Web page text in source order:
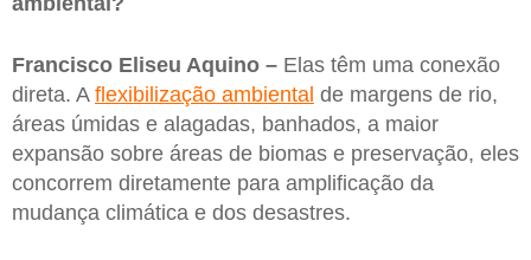
Francisco Eliseu Aquino – Elas têm uma conexão
direta. A flexibilização ambiental de margens de rio,
áreas úmidas e alagadas, banhados, a maior
expansão sobre áreas de biomas e preservação, eles
concorrem diretamente para amplificação da
mudança climática e dos desastres.